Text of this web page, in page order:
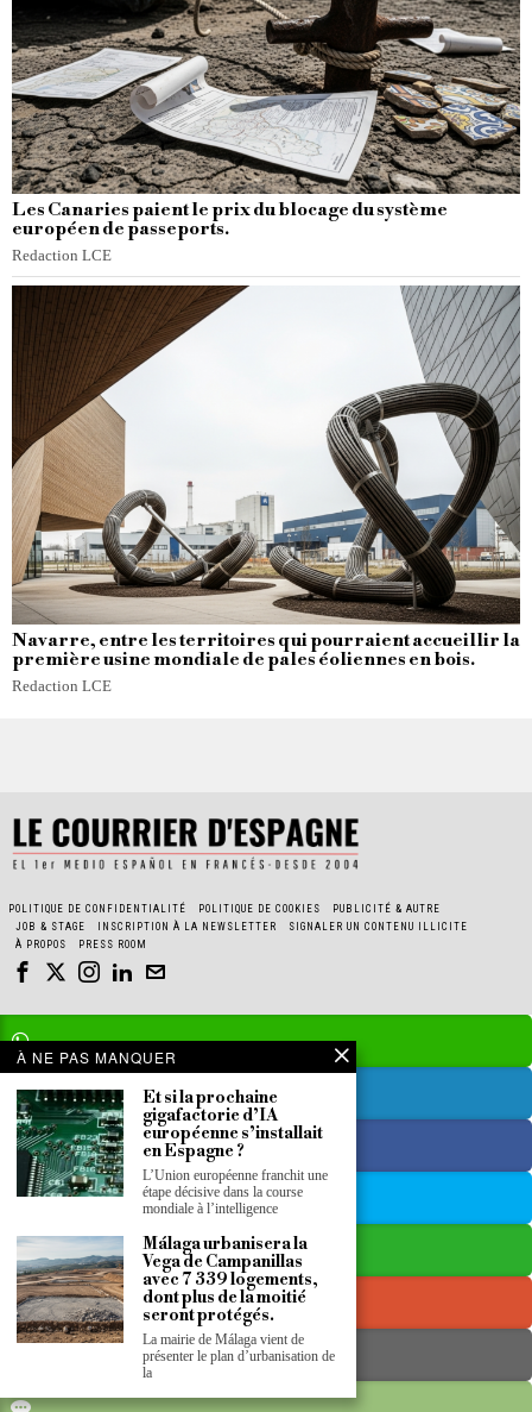
Les Canaries paient le prix du blocage du système
européen de passeports.
Redaction LCE
Navarre, entre les territoires qui pourraient accueillir la
première usine mondiale de pales éoliennes en bois.
Redaction LCE
POLITIQUE DE CONFIDENTIALITÉ POLITIQUE DE COOKIES
PUBLICITÉ & AUTRE
JOB & STAGE
INSCRIPTION À LA NEWSLETTER
SIGNALER UN CONTENU ILLICITE
À PROPOS
PRESS ROOM
À NE PAS MANQUER
Et si la prochaine
gigafactorie d’IA
européenne s’installait
en Espagne ?
L’Union européenne franchit une
étape décisive dans la course
mondiale à l’intelligence
Málaga urbanisera la
Vega de Campanillas
avec 7 339 logements,
dont plus de la moitié
seront protégés.
La mairie de Málaga vient de
présenter le plan d’urbanisation de
la